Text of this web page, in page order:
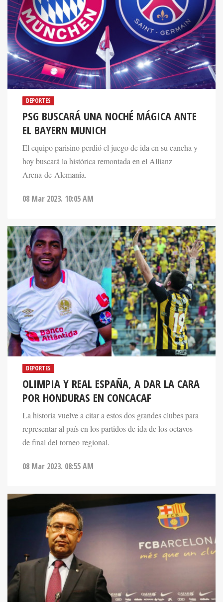
DEPORTES
PSG BUSCARÁ UNA NOCHÉ MÁGICA ANTE
EL BAYERN MUNICH
El equipo parisino perdió el juego de ida en su cancha y
hoy buscará la histórica remontada en el Allianz
Arena de Alemania.
08 Mar 2023. 10:05 AM
DEPORTES
OLIMPIA Y REAL ESPAÑA, A DAR LA CARA
POR HONDURAS EN CONCACAF
La historia vuelve a citar a estos dos grandes clubes para
representar al país en los partidos de ida de los octavos
de final del torneo regional.
08 Mar 2023. 08:55 AM